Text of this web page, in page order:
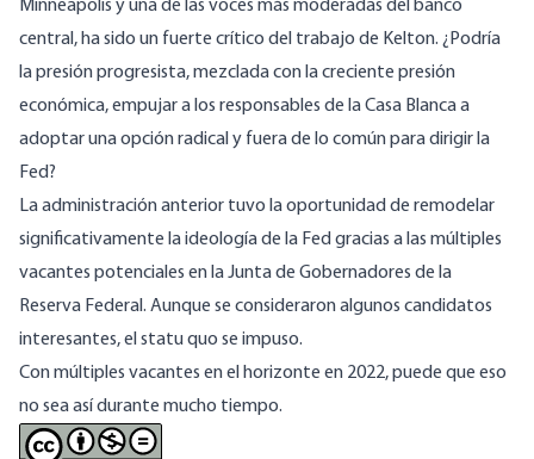
Minneapolis y una de las voces más moderadas del banco
central, hasido un fuerte crítico del trabajo de Kelton. ¿Podría
la presión progresista, mezclada con la creciente presión
económica, empujar a los responsables de la Casa Blanca a
adoptar una opción radical y fuera de lo común para dirigir la
Fed?
La administración anterior tuvo la oportunidad de remodelar
significativamente la ideología de la Fed gracias a las múltiples
vacantes potenciales en la Junta de Gobernadores de la
Reserva Federal. Aunque se consideraron algunos candidatos
interesantes, el statu quo se impuso.
Con múltiples vacantes en el horizonte en 2022, puede que eso
no sea así durante mucho tiempo.